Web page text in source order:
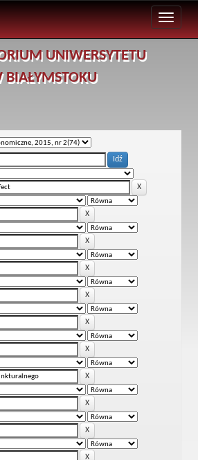
UNIWERSYTETU
BIAŁYMSTOKU